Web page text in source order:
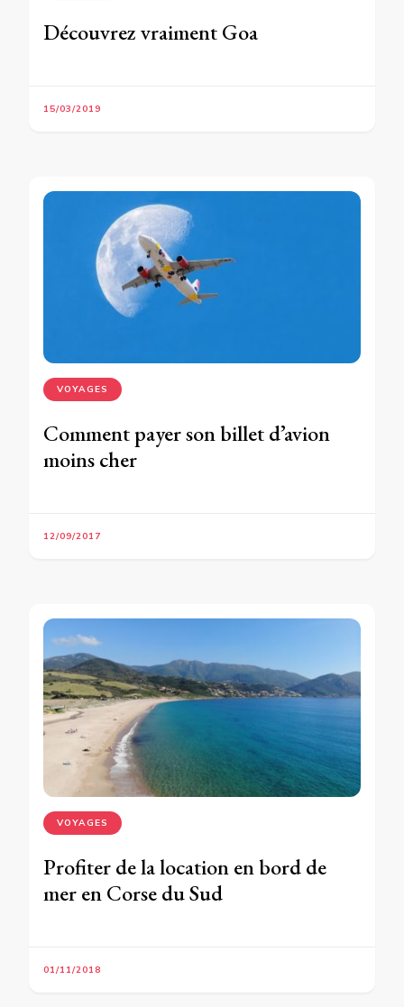
Découvrez vraiment Goa
15/03/2019
VOYAGES
Comment payer son billet d’avion
moins cher
12/09/2017
VOYAGES
Profiter de la location en bord de
mer en Corse du Sud
01/11/2018